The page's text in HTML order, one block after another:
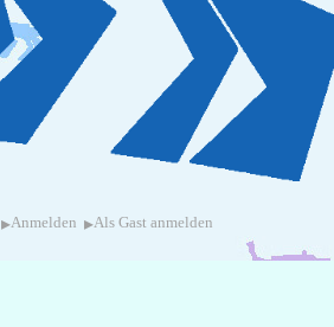
▸Anmelden ▸Als Gast anmelden